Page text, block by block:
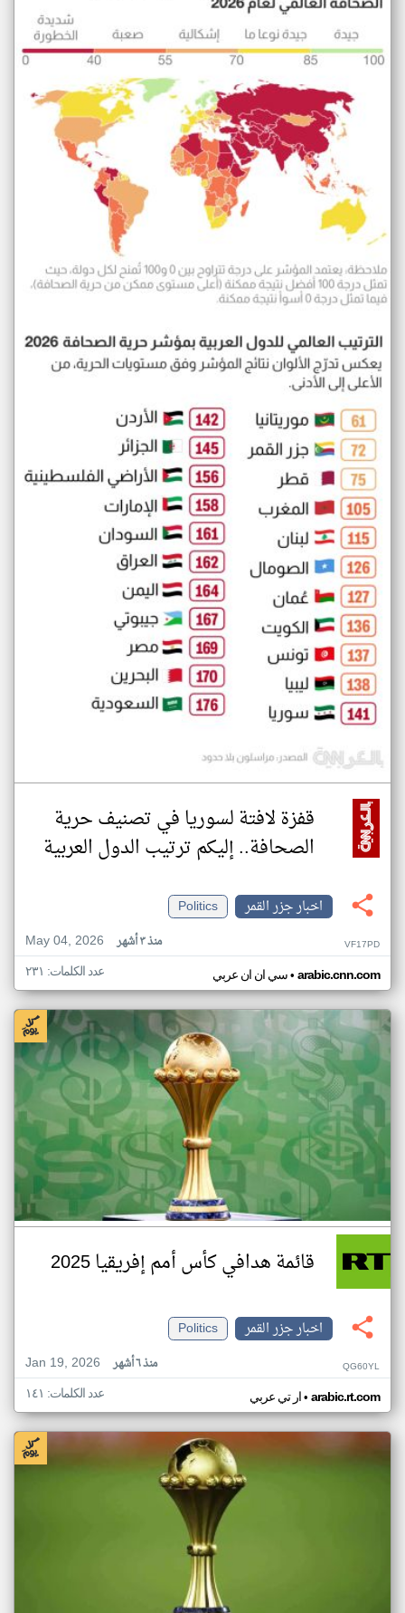
قفزة لافتة لسوريا في تصنيف حرية
الصحافة.. إليكم ترتيب الدول العربية
اخبار جزر القمر
Politics
May 04, 2026
منذ ٣ أشهر VF17PD
سي ان ان عربي• arabic.cnn.com عدد الكلمات: ٢٣١
قائمة هدافي كأس أمم إفريقيا 2025
اخبار جزر القمر
Politics
Jan 19, 2026
منذ ٦ أشهر QG60YL
ار تي عربي• arabic.rt.com عدد الكلمات: ١٤١